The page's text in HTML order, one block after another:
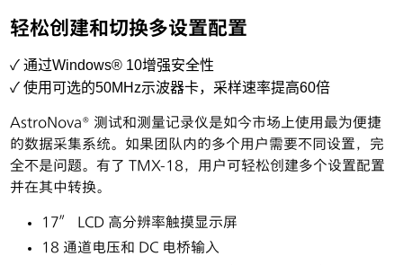
遥测
配件
软件
热敏纸
轻松创建和切换多设置配置
✓ 通过Windows® 10增强安全性
✓ 使用可选的50MHz示波器卡，采样速率提高60倍
AstroNova® 测试和测量记录仪是如今市场上使用最为便捷
的数据采集系统。如果团队内的多个用户需要不同设置，完
全不是问题。有了 TMX-18，用户可轻松创建多个设置配置
并在其中转换。
17″ LCD 高分辨率触摸显示屏
18 通道电压和 DC 电桥输入